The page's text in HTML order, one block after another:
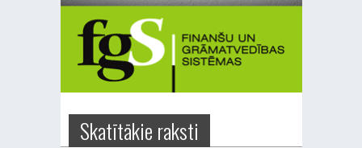
Skatītākie raksti